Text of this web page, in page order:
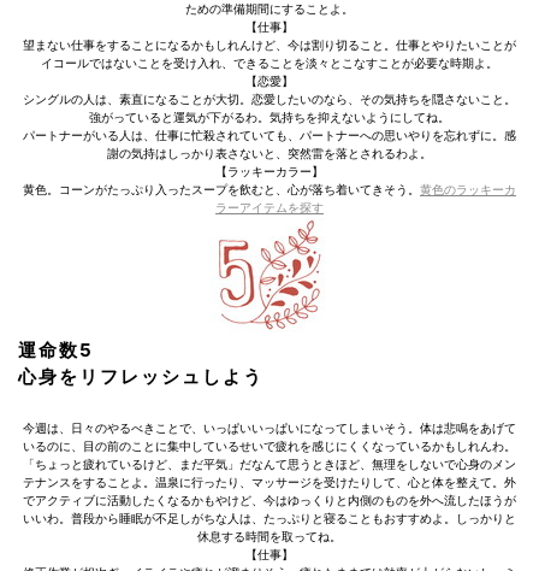
ための準備期間にすることよ。
【仕事】
望まない仕事をすることになるかもしれんけど、今は割り切ること。仕事とやりたいことが
イコールではないことを受け入れ、できることを淡々とこなすことが必要な時期よ。
【恋愛】
シングルの人は、素直になることが大切。恋愛したいのなら、その気持ちを隠さないこと。
強がっていると運気が下がるわ。気持ちを抑えないようにしてね。
パートナーがいる人は、仕事に忙殺されていても、パートナーへの思いやりを忘れずに。感
謝の気持はしっかり表さないと、突然雷を落とされるわよ。
【ラッキーカラー】
黄色。コーンがたっぷり入ったスープを飲むと、心が落ち着いてきそう。 黄色のラッキーカ
ラーアイテムを探す
運命数5
心身をリフレッシュしよう
今週は、日々のやるべきことで、いっぱいいっぱいになってしまいそう。体は悲鳴をあげて
いるのに、目の前のことに集中しているせいで疲れを感じにくくなっているかもしれんわ。
「ちょっと疲れているけど、まだ平気」だなんて思うときほど、無理をしないで心身のメン
テナンスをすることよ。温泉に行ったり、マッサージを受けたりして、心と体を整えて。外
でアクティブに活動したくなるかもやけど、今はゆっくりと内側のものを外へ流したほうが
いいわ。普段から睡眠が不足しがちな人は、たっぷりと寝ることもおすすめよ。しっかりと
休息する時間を取ってね。
【仕事】